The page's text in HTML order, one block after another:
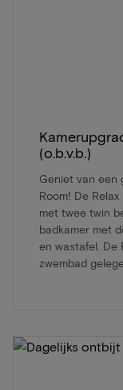
(o.b.v.b.)
Geniet van een
Room! De
met twee twin
badkamer met
en wastafel. De
zwembad